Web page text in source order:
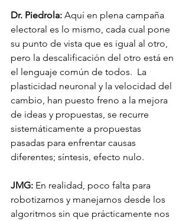
Dr. Piedrola: Aquí en plena campaña
electoral es lo mismo, cada cual pone
su punto de vista que es igual al otro,
pero la descalificación del otro está en
el lenguaje común de todos.  La
plasticidad neuronal y la velocidad del
cambio, han puesto freno a la mejora
de ideas y propuestas, se recurre
sistemáticamente a propuestas
pasadas para enfrentar causas
diferentes; síntesis, efecto nulo.
JMG: En realidad, poco falta para
robotizarnos y manejarnos desde los
algoritmos sin que prácticamente nos